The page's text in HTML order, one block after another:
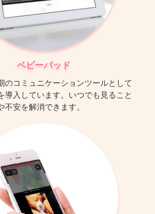
ベビーパッド
のコミュニケーションツールとして
導入しています。いつでも見ること
不安を解消できます。